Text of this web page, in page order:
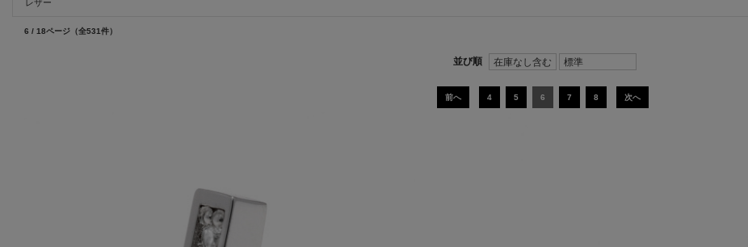
レザー
6 / 18ページ（全531件）
前へ 4 5 6 7 8 次へ